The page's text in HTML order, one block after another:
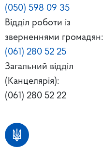
(050) 598 09 35
Відділ роботи із
зверненнями громадян:
(061) 280 52 25
Загальний відділ
(Канцелярія):
(061) 280 52 22